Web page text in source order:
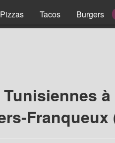
Pizzas Tacos Burgers
Franqueux